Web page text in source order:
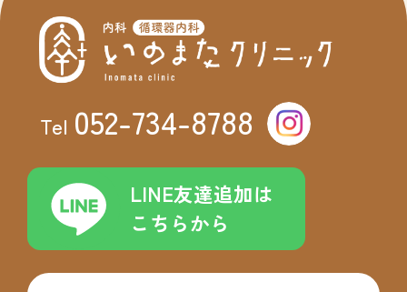
Tel 052-734-8788
LINE友達追加は
こちらから